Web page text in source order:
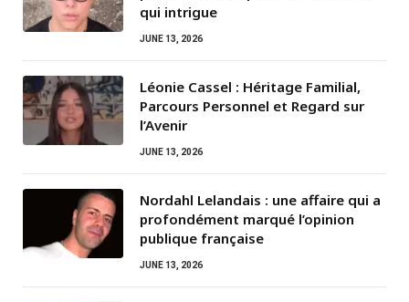
qui intrigue
JUNE 13, 2026
Léonie Cassel : Héritage Familial,
Parcours Personnel et Regard sur
l’Avenir
JUNE 13, 2026
Nordahl Lelandais : une affaire qui a
profondément marqué l’opinion
publique française
JUNE 13, 2026